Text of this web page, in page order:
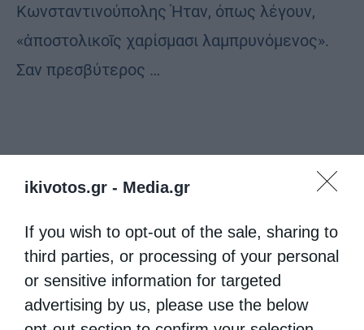
ikivotos.gr - Media.gr
If you wish to opt-out of the sale, sharing to
third parties, or processing of your personal
or sensitive information for targeted
advertising by us, please use the below
Κωνσταντινούπολης Ήταν, όπως λέγουν,
«ἀποστολικοῖς χαρίσμασι λαμπρυνόμενος».
Σαν πρεσβύτερος …